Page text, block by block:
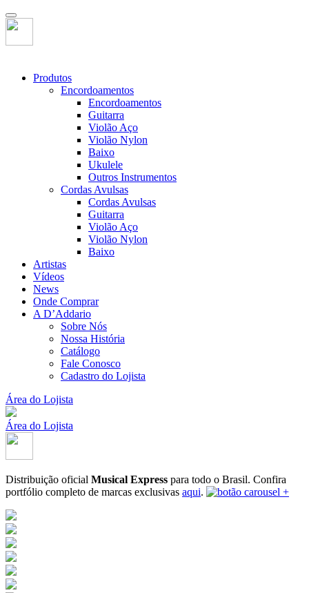
Produtos
Encordoamentos
Encordoamentos
Guitarra
Violão Aço
Violão Nylon
Baixo
Ukulele
Outros Instrumentos
Cordas Avulsas
Cordas Avulsas
Guitarra
Violão Aço
Violão Nylon
Baixo
Artistas
Vídeos
News
Onde Comprar
A D’Addario
Sobre Nós
Nossa História
Catálogo
Fale Conosco
Cadastro do Lojista
Área do Lojista
Área do Lojista
Distribuição oficial Musical Express para todo o Brasil. Confira
portfólio completo de marcas exclusivas aqui.